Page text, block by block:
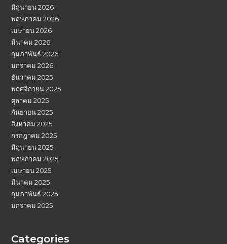
มิถุนายน 2026
พฤษภาคม 2026
เมษายน 2026
มีนาคม 2026
กุมภาพันธ์ 2026
มกราคม 2026
ธันวาคม 2025
พฤศจิกายน 2025
ตุลาคม 2025
กันยายน 2025
สิงหาคม 2025
กรกฎาคม 2025
มิถุนายน 2025
พฤษภาคม 2025
เมษายน 2025
มีนาคม 2025
กุมภาพันธ์ 2025
มกราคม 2025
Categories